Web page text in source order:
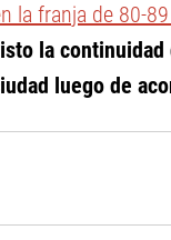
la franja de 80-
la
luego de